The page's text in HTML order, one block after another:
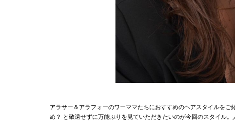
アラサー＆アラフォーのワーママたちにおすすめのヘアスタイルを
め？ と敬遠せずに万能ぶりを見ていただきたいのが今回のスタイル。